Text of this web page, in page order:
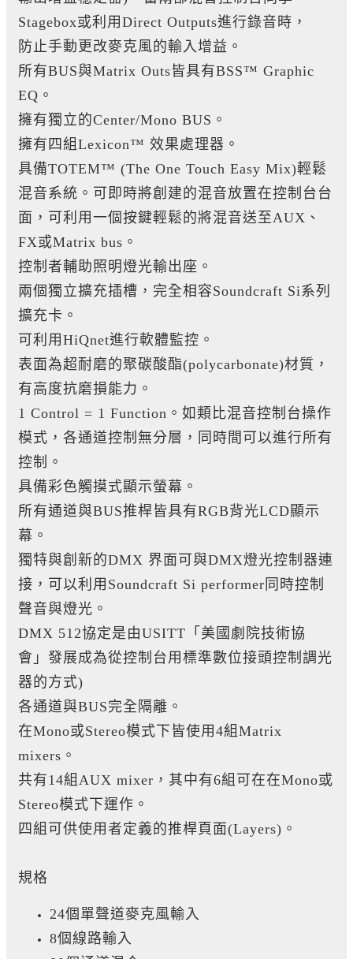
Stagebox或利用Direct Outputs進行錄音時，
防止手動更改麥克風的輸入增益。
所有BUS與Matrix Outs皆具有BSS™ Graphic
EQ。
擁有獨立的Center/Mono BUS。
擁有四組Lexicon™ 效果處理器。
具備TOTEM™ (The One Touch Easy Mix)輕鬆
混音系統。可即時將創建的混音放置在控制台台
面，可利用一個按鍵輕鬆的將混音送至AUX、
FX或Matrix bus。
控制者輔助照明燈光輸出座。
兩個獨立擴充插槽，完全相容Soundcraft Si系列
擴充卡。
可利用HiQnet進行軟體監控。
表面為超耐磨的聚碳酸酯(polycarbonate)材質，
有高度抗磨損能力。
1 Control = 1 Function。如類比混音控制台操作
模式，各通道控制無分層，同時間可以進行所有
控制。
具備彩色觸摸式顯示螢幕。
所有通道與BUS推桿皆具有RGB背光LCD顯示
幕。
獨特與創新的DMX 界面可與DMX燈光控制器連
接，可以利用Soundcraft Si performer同時控制
聲音與燈光。
DMX 512協定是由USITT「美國劇院技術協
會」發展成為從控制台用標準數位接頭控制調光
器的方式)
各通道與BUS完全隔離。
在Mono或Stereo模式下皆使用4組Matrix
mixers。
共有14組AUX mixer，其中有6組可在在Mono或
Stereo模式下運作。
四組可供使用者定義的推桿頁面(Layers)。
規格
24個單聲道麥克風輸入
8個線路輸入